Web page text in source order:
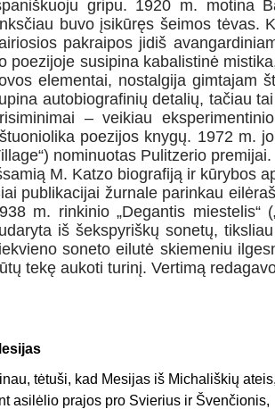
gripu. 1920 m. motina
buvo įsikūręs šeimos tėvas.
pakraipos jidiš
poezijoje susipina kabalistinė
elementai, nostalgija gimtajam
autobiografinių detalių, tačiau
– veikiau
poezijos knygų. 1972 m.
nominuotas Pulitzerio premijai.
M. Katzo biografiją ir kūrybos
publikacijai žurnale parinkau
m. rinkinio „Degantis miestelis“
iš šekspyriškų sonetų,
soneto eilutė skiemeniu
tekę aukoti turinį. Vertimą
tėtuši, kad Mesijas iš Michališkių ateis,
asilėlio prajos pro Svierius ir Švenčionis,